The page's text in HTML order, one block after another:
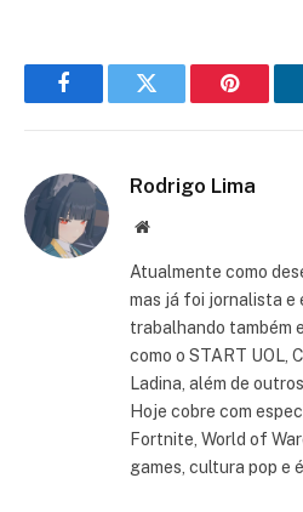
FacebookTwitter
Rodrigo Lima
Website
Atualmente como
mas já foi jornalista e
trabalhando também
como o START UOL,
Ladina, além de
Hoje cobre com
Fortnite, World of
games, cultura pop e